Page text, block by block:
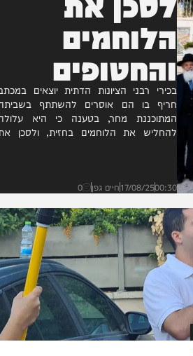
את
רבני הציונות הדתית יוצאים במכתב
בו הם אוסרים להשתתף בשביתה
מחר, בטענה כי היא עלולה
את הלוחמים בחזית, ולסכן את
והחטופים • הרבנים: "מחאות
17/08/25חיים גפן 0